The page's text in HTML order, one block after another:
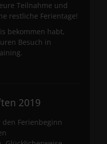
Teilnahme und
restliche Ferientage!
bekommen habt,
Besuch in
2019
Ferienbeginn